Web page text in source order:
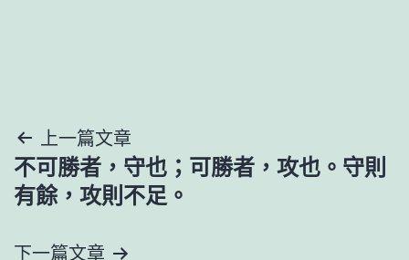
文
章
上一篇文章
不可勝者，守也；可勝者，攻也。守則
有餘，攻則不足。
下一篇文章